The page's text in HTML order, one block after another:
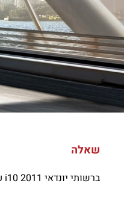
שאלה
ברשותי יונדאי i10 2011 עם 25000 קמ. כשאני מניע את הרכב יש חריקה של רצועה לפי דעתי. השאלה האם זה כלוח באחריות יצרן. ומהי הבעיה לדעתכם?